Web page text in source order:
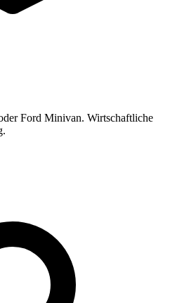
Ford Minivan. Wirtschaftliche